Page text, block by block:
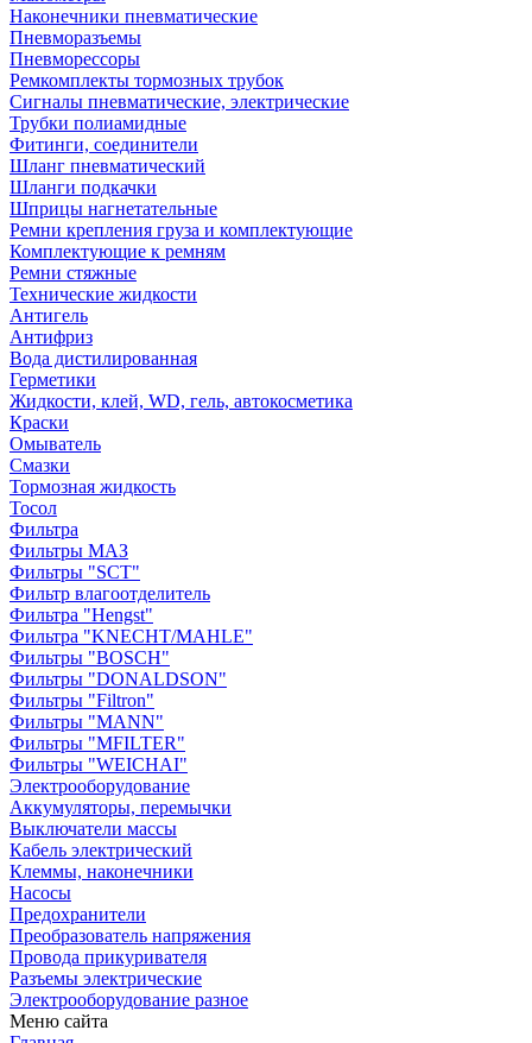
Наконечники пневматические
Пневморазъемы
Пневморессоры
Ремкомплекты тормозных трубок
Сигналы пневматические, электрические
Трубки полиамидные
Фитинги, соединители
Шланг пневматический
Шланги подкачки
Шприцы нагнетательные
Ремни крепления груза и комплектующие
Комплектующие к ремням
Ремни стяжные
Технические жидкости
Антигель
Антифриз
Вода дистилированная
Герметики
Жидкости, клей, WD, гель, автокосметика
Краски
Омыватель
Смазки
Тормозная жидкость
Тосол
Фильтра
Фильтры МАЗ
Фильтры "SCT"
Фильтр влагоотделитель
Фильтра "Hengst"
Фильтра "KNECHT/MAHLE"
Фильтры "BOSCH"
Фильтры "DONALDSON"
Фильтры "Filtron"
Фильтры "MANN"
Фильтры "MFILTER"
Фильтры "WEICHAI"
Электрооборудование
Аккумуляторы, перемычки
Выключатели массы
Кабель электрический
Клеммы, наконечники
Насосы
Предохранители
Преобразователь напряжения
Провода прикуривателя
Разъемы электрические
Электрооборудование разное
Меню сайта